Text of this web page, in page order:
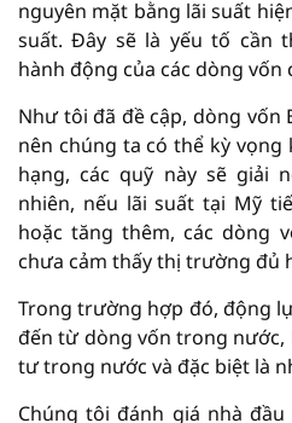
nguyên mặt bằng lãi suất
suất. Đây sẽ là yếu tố cần
hành động của các dòng
Như tôi đã đề cập, dòng vốn
nên chúng ta có thể kỳ
hạng, các quỹ này sẽ giải
nhiên, nếu lãi suất tại Mỹ
hoặc tăng thêm, các dòng
chưa cảm thấy thị trường đủ
Trong trường hợp đó, động
đến từ dòng vốn trong nước,
tư trong nước và đặc biệt là
Chúng tôi đánh giá nhà